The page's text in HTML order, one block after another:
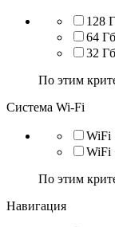
128
64 Гб
32 Гб
По этим
Система Wi-Fi
WiFi
WiFi
По этим
Навигация